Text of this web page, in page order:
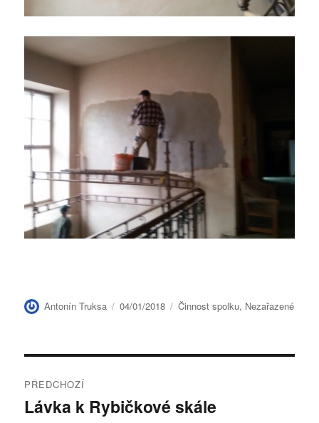
Autor:
Antonín Truksa Publikováno:
04/01/2018 Rubriky:
Činnost spolku, Nezařazené
pro
PŘEDCHOZÍ
Předchozí
Lávka k Rybičkové skále